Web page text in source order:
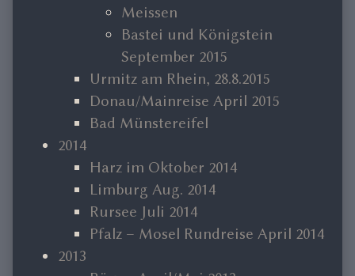
Meissen
Bastei und Königstein
September 2015
Urmitz am Rhein, 28.8.2015
Donau/Mainreise April 2015
Bad Münstereifel
2014
Harz im Oktober 2014
Limburg Aug. 2014
Rursee Juli 2014
Pfalz – Mosel Rundreise April 2014
2013